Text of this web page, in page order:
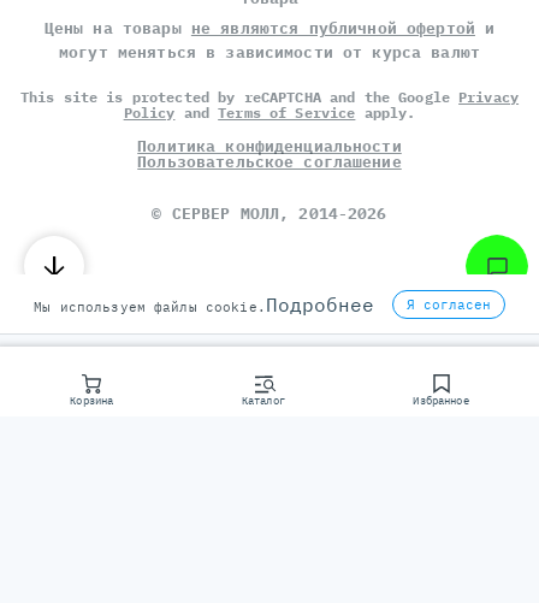
Корзина Каталог Избранное
Цены на товары не являются публичной офертой и
могут меняться в зависимости от курса валют
This site is protected by reCAPTCHA and the Google Privacy
Policy andTerms of Service apply.
Политика конфиденциальности
Пользовательское соглашение
© СЕРВЕР МОЛЛ, 2014-2026
Мы используем файлы cookie. Подробнее Я согласен